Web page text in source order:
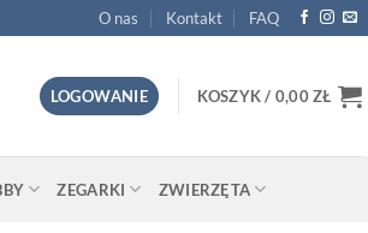
O nas Kontakt FAQ
LOGOWANIE KOSZYK / 0,00ZŁ
ZEGARKI ZWIERZĘTA